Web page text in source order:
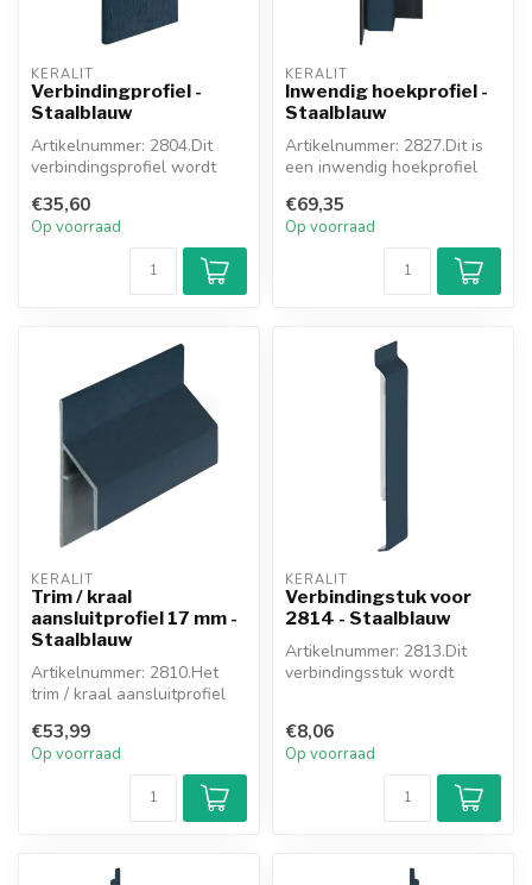
KERALIT
Verbindingprofiel -
Staalblauw
Artikelnummer: 2804.Dit
verbindingsprofiel wordt
gevel...
€35,60
Op voorraad
KERALIT
Inwendig hoekprofiel -
Staalblauw
Artikelnummer: 2827.Dit is
een inwendig hoekprofiel
hoeks...
€69,35
Op voorraad
KERALIT
Trim / kraal
aansluitprofiel 17 mm -
Staalblauw
Artikelnummer: 2810.Het
trim / kraal aansluitprofiel
geen...
€53,99
Op voorraad
KERALIT
Verbindingstuk voor
2814 - Staalblauw
Artikelnummer: 2813.Dit
verbindingsstuk wordt
€8,06
Op voorraad